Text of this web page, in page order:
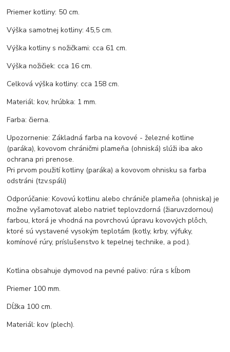
Priemer kotliny: 50 cm.
Výška samotnej kotliny: 45,5 cm.
Výška kotliny s nožičkami: cca 61 cm.
Výška nožičiek: cca 16 cm.
Celková výška kotliny: cca 158 cm.
Materiál: kov, hrúbka: 1 mm.
Farba: čierna.
Upozornenie: Základná farba na kovové - železné kotline
(paráka), kovovom chráničmi plameňa (ohniská) slúži iba ako
ochrana pri prenose.
Pri prvom použití kotliny (paráka) a kovovom ohnisku sa farba
odstráni (tzv.spáli)
Odporúčanie: Kovovú kotlinu alebo chrániče plameňa (ohniska) je
možne vyšamotovať alebo natrieť teplovzdorná (žiaruvzdornou)
farbou, ktorá je vhodná na povrchovú úpravu kovových plôch,
ktoré sú vystavené vysokým teplotám (kotly, krby, výfuky,
komínové rúry, príslušenstvo k tepelnej technike, a pod.).
Kotlina obsahuje dymovod na pevné palivo: rúra s kĺbom
Priemer 100 mm.
Dĺžka 100 cm.
Materiál: kov (plech).